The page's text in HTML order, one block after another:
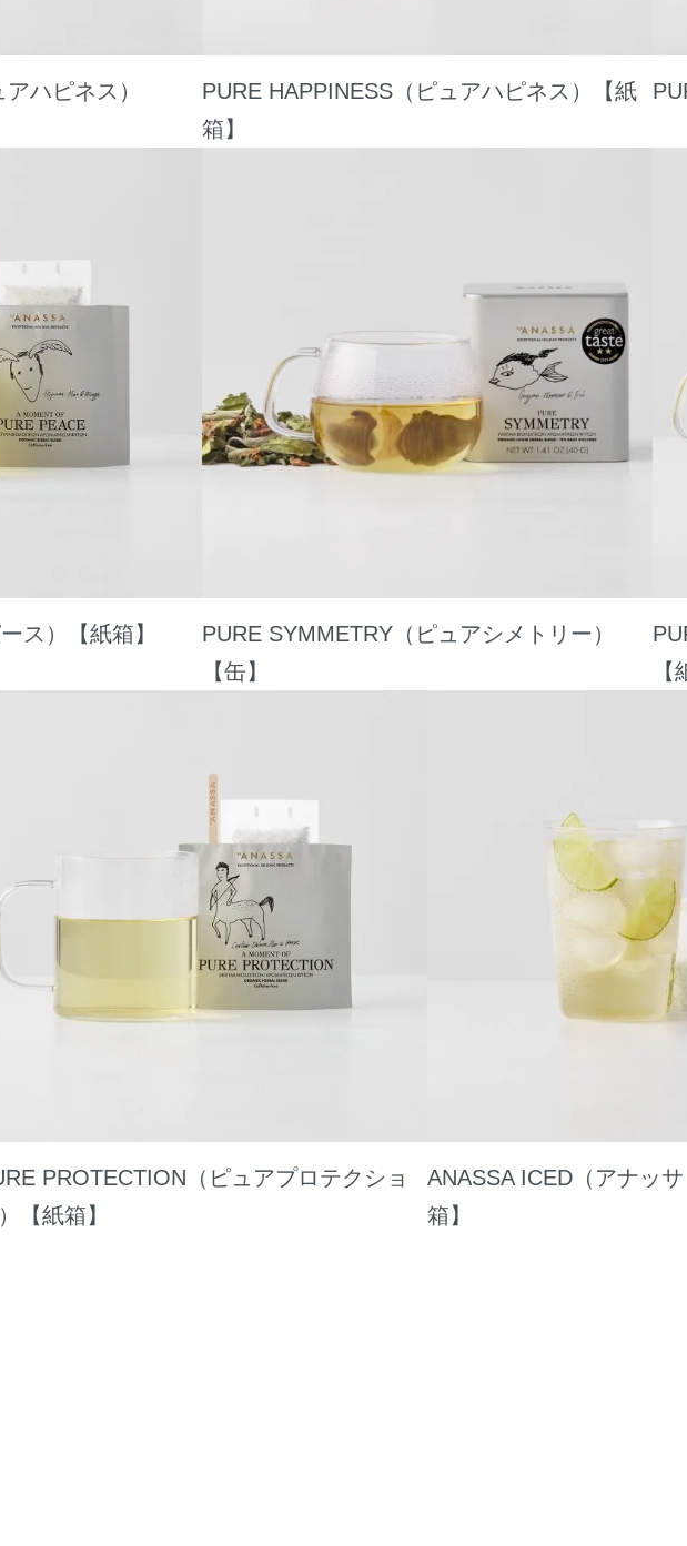
ハピネス）
PURE HAPPINESS（ピュアハピネス）【紙
箱】
ス）【紙箱】
PURE SYMMETRY（ピュアシメトリー）
【缶】
【
PROTECTION（ピュアプロテクショ
【紙箱】
ANASSA ICED（アナッ
箱】